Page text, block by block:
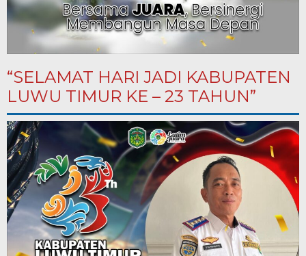
“SELAMAT HARI JADI KABUPATEN
LUWU TIMUR KE – 23 TAHUN”